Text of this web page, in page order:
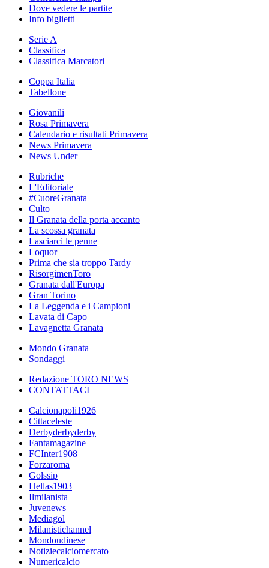
Dove vedere le partite
Info biglietti
Serie A
Classifica
Classifica Marcatori
Coppa Italia
Tabellone
Giovanili
Rosa Primavera
Calendario e risultati Primavera
News Primavera
News Under
Rubriche
L'Editoriale
#CuoreGranata
Culto
Il Granata della porta accanto
La scossa granata
Lasciarci le penne
Loquor
Prima che sia troppo Tardy
RisorgimenToro
Granata dall'Europa
Gran Torino
La Leggenda e i Campioni
Lavata di Capo
Lavagnetta Granata
Mondo Granata
Sondaggi
Redazione TORO NEWS
CONTATTACI
Calcionapoli1926
Cittaceleste
Derbyderbyderby
Fantamagazine
FCInter1908
Forzaroma
Golssip
Hellas1903
Ilmilanista
Juvenews
Mediagol
Milanistichannel
Mondoudinese
Notiziecalciomercato
Numericalcio